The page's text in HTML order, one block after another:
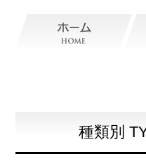
種類別